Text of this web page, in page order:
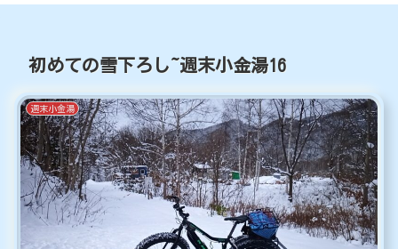
初めての雪下ろし~週末小金湯16
週末小金湯